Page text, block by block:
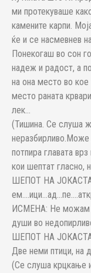
ми протекуваше
камените карпи.
ќе и се насмевнев
Понекогаш во сон
надеж и радост, а
на она место во кое
место раната
лек…
(Тишина. Се слуша
неразбирливо.Може
потпира главата
кои шептат гласно,
ШЕПОТ НА
ИСМЕНА: Не можам
души во
ШЕПОТ НА ЈОКАСТА:
Две неми птици, на
(Се слуша крцкање